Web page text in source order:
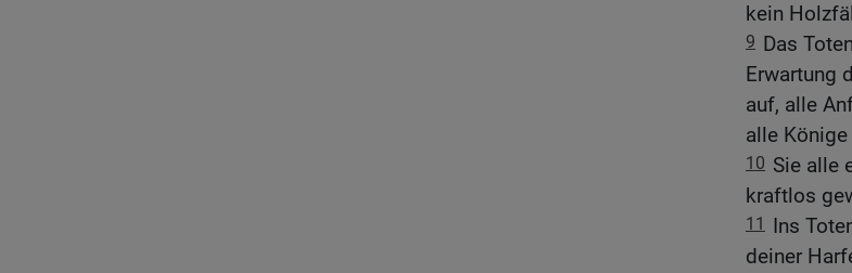
kein
9 Das
Erwartung
auf, alle
alle
10 Sie alle
kraftlos
11
Ins
deiner